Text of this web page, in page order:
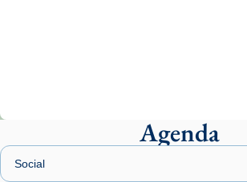
Arquebisbat de Barcelona
2 weeks ago Agenda